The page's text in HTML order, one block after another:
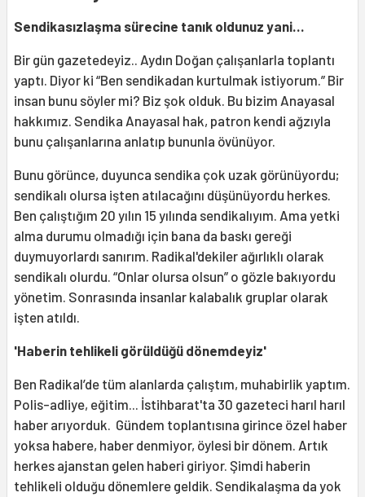
Sendikasızlaşma sürecine tanık oldunuz yani…
Bir gün gazetedeyiz.. Aydın Doğan çalışanlarla toplantı
yaptı. Diyor ki “Ben sendikadan kurtulmak istiyorum.” Bir
insan bunu söyler mi? Biz şok olduk. Bu bizim Anayasal
hakkımız. Sendika Anayasal hak, patron kendi ağzıyla
bunu çalışanlarına anlatıp bununla övünüyor.
Bunu görünce, duyunca sendika çok uzak görünüyordu;
sendikalı olursa işten atılacağını düşünüyordu herkes.
Ben çalıştığım 20 yılın 15 yılında sendikalıyım. Ama yetki
alma durumu olmadığı için bana da baskı gereği
duymuyorlardı sanırım. Radikal'dekiler ağırlıklı olarak
sendikalı olurdu. “Onlar olursa olsun” o gözle bakıyordu
yönetim. Sonrasında insanlar kalabalık gruplar olarak
işten atıldı.
'Haberin tehlikeli görüldüğü dönemdeyiz'
Ben Radikal’de tüm alanlarda çalıştım, muhabirlik yaptım.
Polis-adliye, eğitim... İstihbarat'ta 30 gazeteci harıl harıl
haber arıyorduk. Gündem toplantısına girince özel haber
yoksa habere, haber denmiyor, öylesi bir dönem. Artık
herkes ajanstan gelen haberi giriyor. Şimdi haberin
tehlikeli olduğu dönemlere geldik. Sendikalaşma da yok